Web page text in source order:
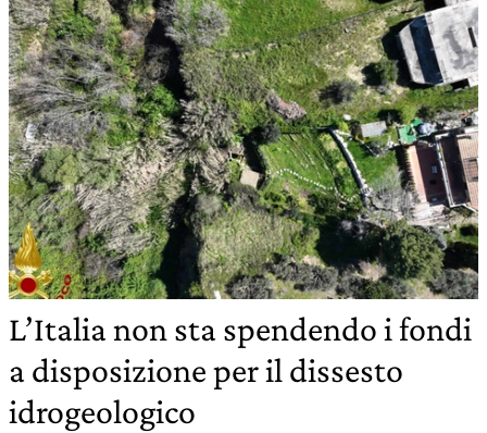
L’Italia non sta spendendo i fondi
a disposizione per il dissesto
idrogeologico